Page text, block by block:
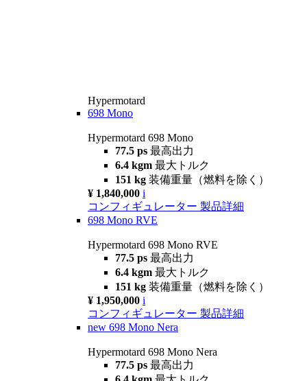
Hypermotard
698 Mono
Hypermotard 698 Mono
77.5 ps 最高出力
6.4 kgm 最大トルク
151 kg 装備重量（燃料を除く）
¥ 1,840,000 i
コンフィギュレーター 製品詳細
698 Mono RVE
Hypermotard 698 Mono RVE
77.5 ps 最高出力
6.4 kgm 最大トルク
151 kg 装備重量（燃料を除く）
¥ 1,950,000 i
コンフィギュレーター 製品詳細
new 698 Mono Nera
Hypermotard 698 Mono Nera
77.5 ps 最高出力